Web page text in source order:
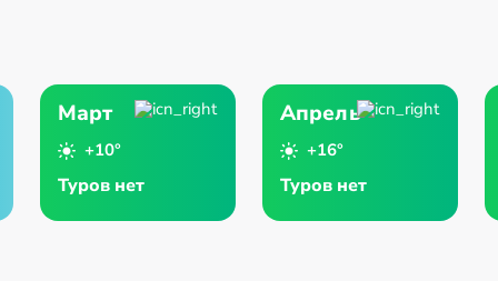
Март
+10°
Туров нет
Апрель
+16°
Туров нет